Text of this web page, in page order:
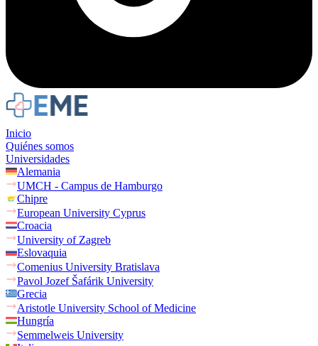
Inicio
Quiénes somos
Universidades
Alemania
UMCH - Campus de Hamburgo
Chipre
European University Cyprus
Croacia
University of Zagreb
Eslovaquia
Comenius University Bratislava
Pavol Jozef Šafárik University
Grecia
Aristotle University School of Medicine
Hungría
Semmelweis University